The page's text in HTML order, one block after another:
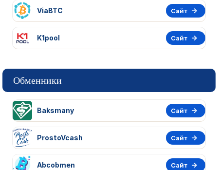
ViaBTC Сайт
K1pool Сайт
Обменники
Baksmany Сайт
ProstoVcash Сайт
Abcobmen Сайт